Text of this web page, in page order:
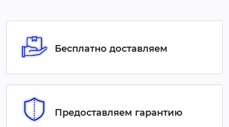
Бесплатно доставляем
Предоставляем гарантию